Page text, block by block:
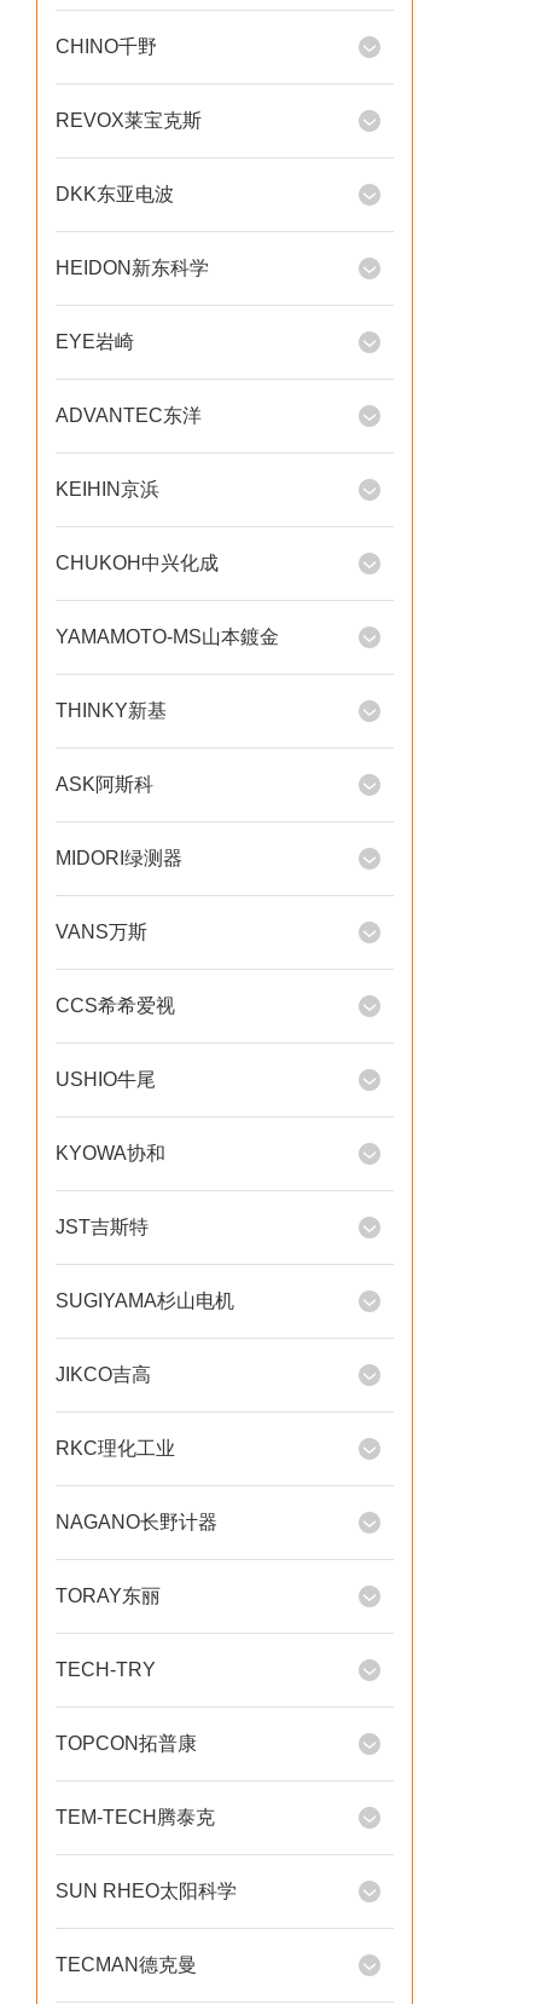
CHINO千野
REVOX莱宝克斯
DKK东亚电波
HEIDON新东科学
EYE岩崎
ADVANTEC东洋
KEIHIN京浜
CHUKOH中兴化成
YAMAMOTO-MS山本鍍金
THINKY新基
ASK阿斯科
MIDORI绿测器
VANS万斯
CCS希希爱视
USHIO牛尾
KYOWA协和
JST吉斯特
SUGIYAMA杉山电机
JIKCO吉高
RKC理化工业
NAGANO长野计器
TORAY东丽
TECH-TRY
TOPCON拓普康
TEM-TECH腾泰克
SUN RHEO太阳科学
TECMAN德克曼